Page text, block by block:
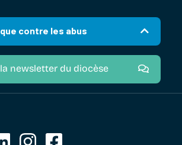
contre les abus
newsletter du diocèse